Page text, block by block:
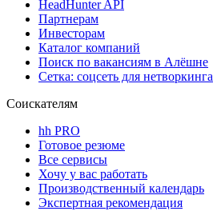
HeadHunter API
Партнерам
Инвесторам
Каталог компаний
Поиск по вакансиям в Алёшне
Сетка: соцсеть для нетворкинга
Соискателям
hh PRO
Готовое резюме
Все сервисы
Хочу у вас работать
Производственный календарь
Экспертная рекомендация